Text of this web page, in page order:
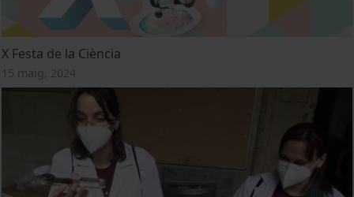
X Festa de la Ciència
15 maig, 2024